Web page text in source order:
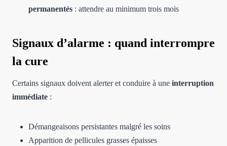
permanentés : attendre au minimum trois mois
Signaux d’alarme : quand interrompre
la cure
Certains signaux doivent alerter et conduire à une interruption
immédiate :
Démangeaisons persistantes malgré les soins
Apparition de pellicules grasses épaisses